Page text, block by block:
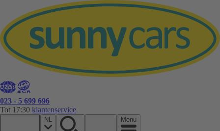
023 - 5 699 696
Tot 17:30 klantenservice
NL Menu